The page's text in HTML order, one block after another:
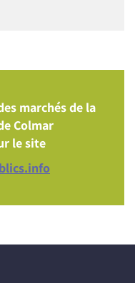
marchés de la
Colmar
le site